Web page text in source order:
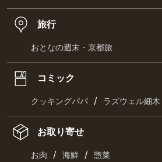
旅行
おとなの週末・京都旅
コミック
クッキングパパ / ラズウェル細木
お取り寄せ
お肉 / 海鮮 / 惣菜